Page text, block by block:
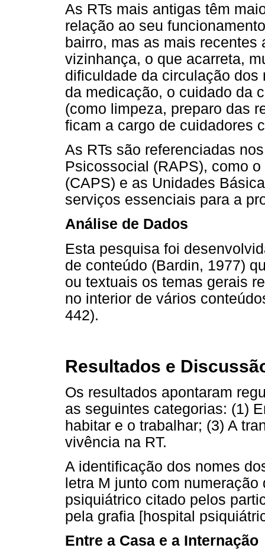
As RTs mais antigas têm
relação ao seu
bairro, mas as mais recentes
vizinhança, o que acarreta,
dificuldade da circulação dos
da medicação, o cuidado da
(como limpeza, preparo das
ficam a cargo de cuidadores
As RTs são referenciadas
Psicossocial (RAPS), como
(CAPS) e as Unidades
serviços essenciais para a
Análise de Dados
Esta pesquisa foi
de conteúdo (Bardin, 1977)
ou textuais os temas gerais
no interior de vários
442).
Resultados e
Os resultados apontaram
as seguintes categorias: (1)
habitar e o trabalhar; (3) A
vivência na RT.
A identificação dos nomes
letra M junto com
psiquiátrico citado pelos
pela grafia [hospital
Entre a Casa e a Internação